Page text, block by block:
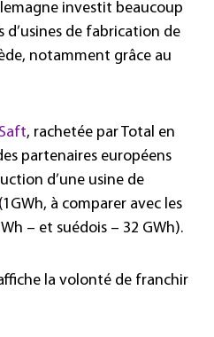
investit beaucoup
d’usines de fabrication de
notamment grâce au
Saft, rachetée par Total en
partenaires européens
d’une usine de
(1GWh, à comparer avec les
– et suédois – 32 GWh).
la volonté de franchir